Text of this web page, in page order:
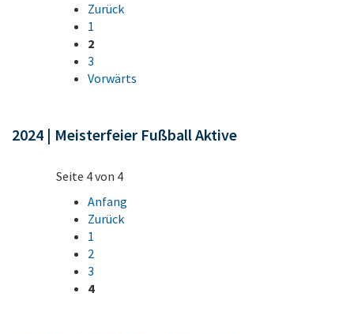
Zurück
1
2
3
Vorwärts
2024 | Meisterfeier Fußball Aktive
Seite 4 von 4
Anfang
Zurück
1
2
3
4